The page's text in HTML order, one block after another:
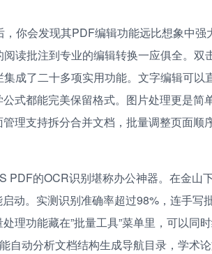
你会发现其PDF编辑功能远比想象中
读批注到专业的编辑转换一应俱全。
成了二十多项实用功能。文字编辑可
式都能完美保留格式。图片处理更是简
理支持拆分合并文档，批量调整页面顺
PDF的OCR识别堪称办公神器。在金山
启动。实测识别准确率超过98%，连手
理功能藏在”批量工具”菜单里，可以同
自动分析文档结构生成导航目录，学术